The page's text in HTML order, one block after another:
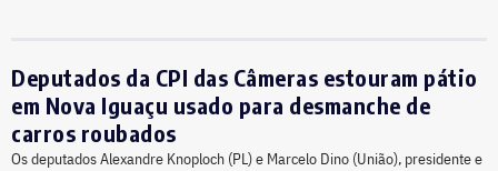
Deputados da CPI das Câmeras estouram pátio
em Nova Iguaçu usado para desmanche de
carros roubados
Os deputados Alexandre Knoploch (PL) e Marcelo Dino (União), presidente e